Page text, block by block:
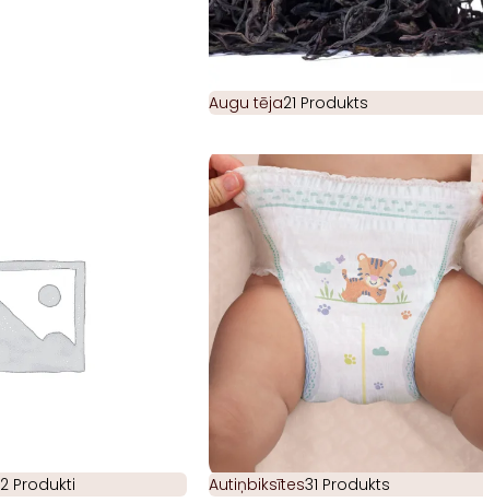
Augu tēja21 Produkts
2 Produkti Autiņbiksītes31 Produkts